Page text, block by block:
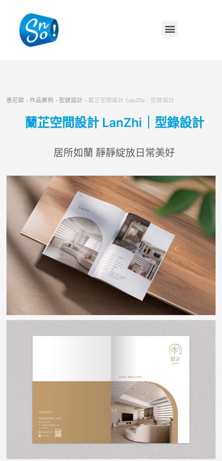
香尼歐 »作品案例 » 型錄設計 » 蘭芷空間設計 LanZhi｜型錄設計
蘭芷空間設計 LanZhi｜型錄設計
居所如蘭 靜靜綻放日常美好